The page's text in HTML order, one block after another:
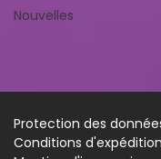
Nouvelles
Protection des
Conditions d'expédition